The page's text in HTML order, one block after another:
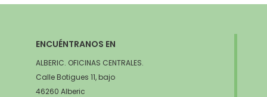
ENCUÉNTRANOS EN
ALBERIC. OFICINAS CENTRALES.
Calle Botigues 11, bajo
46260 Alberic